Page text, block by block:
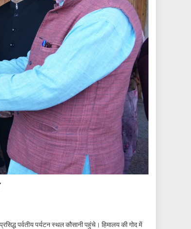
पर्वतीय पर्यटन स्थल कौसानी पहुंचे। हिमालय की गोद में